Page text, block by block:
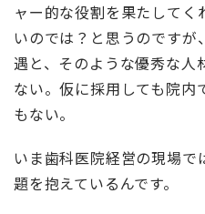
ャー的な役割を果たして
いのでは？と思うのです
遇と、そのような優秀な人
ない。仮に採用しても院内
もない。
いま歯科医院経営の現場
題を抱えているんです。